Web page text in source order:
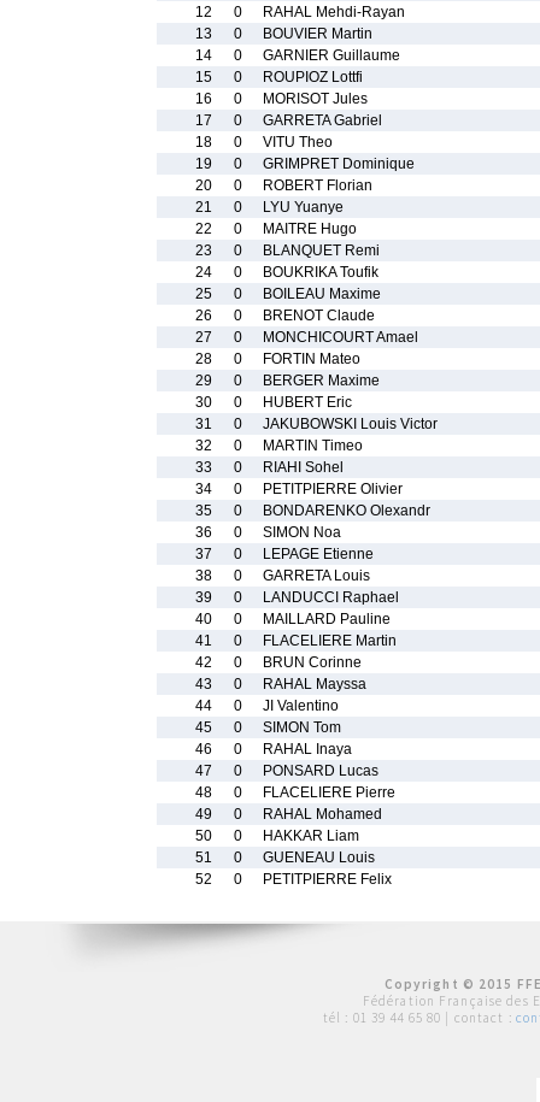
12
0
RAHAL Mehdi-Rayan
13
0
BOUVIER Martin
14
0
GARNIER Guillaume
15
0
ROUPIOZ Lottfi
16
0
MORISOT Jules
17
0
GARRETA Gabriel
18
0
VITU Theo
19
0
GRIMPRET Dominique
20
0
ROBERT Florian
21
0
LYU Yuanye
22
0
MAITRE Hugo
23
0
BLANQUET Remi
24
0
BOUKRIKA Toufik
25
0
BOILEAU Maxime
26
0
BRENOT Claude
27
0
MONCHICOURT Amael
28
0
FORTIN Mateo
29
0
BERGER Maxime
30
0
HUBERT Eric
31
0
JAKUBOWSKI Louis Victor
32
0
MARTIN Timeo
33
0
RIAHI Sohel
34
0
PETITPIERRE Olivier
35
0
BONDARENKO Olexandr
36
0
SIMON Noa
37
0
LEPAGE Etienne
38
0
GARRETA Louis
39
0
LANDUCCI Raphael
40
0
MAILLARD Pauline
41
0
FLACELIERE Martin
42
0
BRUN Corinne
43
0
RAHAL Mayssa
44
0
JI Valentino
45
0
SIMON Tom
46
0
RAHAL Inaya
47
0
PONSARD Lucas
48
0
FLACELIERE Pierre
49
0
RAHAL Mohamed
50
0
HAKKAR Liam
51
0
GUENEAU Louis
52
0 PETITPIERRE Felix
Copyright © 2015
Fédération Française des
tél : 01 39 44 65 80 | contact :